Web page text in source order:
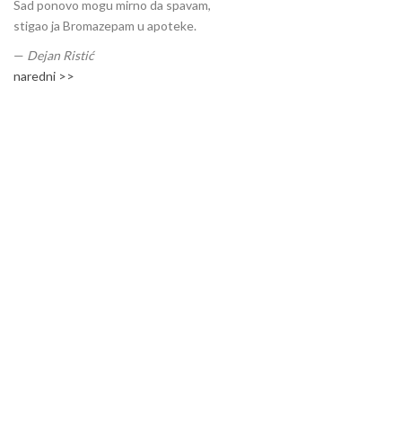
Sad ponovo mogu mirno da spavam,
stigao ja Bromazepam u apoteke.
— Dejan Ristić
naredni >>